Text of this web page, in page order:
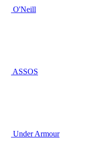
O'Neill
ASSOS
Under Armour